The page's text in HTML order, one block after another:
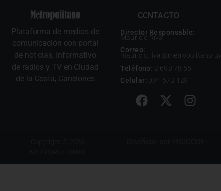
Plataforma de medios de
comunicación con portal
de noticias, Informativo
de radios y TV en Ciudad
de la Costa, Canelones
CONTACTO
Director Responsable:
Mauricio Riva
Correo:
mauricio.riva@metropolitano.uy
Teléfono: 2 698 78 66
Celular: 091 673 129